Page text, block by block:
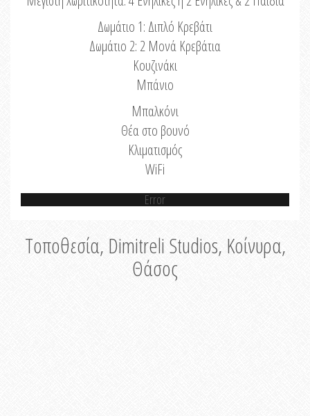
Δωμάτιο 1: Διπλό Κρεβάτι
Δωμάτιο 2: 2 Μονά Κρεβάτια
Κουζινάκι
Μπάνιο
Μπαλκόνι
Θέα στο βουνό
Κλιματισμός
WiFi
Error
Τοποθεσία, Dimitreli Studios, Κοίνυρα,
Θάσος